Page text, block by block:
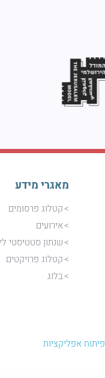
מאגרי מידע
קטלוג פרסומים
אירועים
שנתון סטטיסטי
קטלוג פרויקטים
בלוג
פיתוח אפליקציות